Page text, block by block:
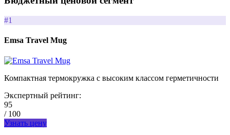
#1
Emsa Travel Mug
Компактная термокружка с высоким классом герметичности
Экспертный рейтинг:
95
/ 100
Узнать цену